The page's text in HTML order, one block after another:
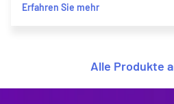
Erfahren Sie mehr
Alle Produkte